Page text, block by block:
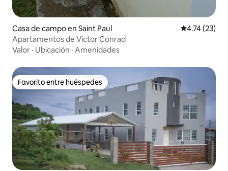
Casa de campo en Saint Paul Calificación
4.74 (23)
Apartamentos de Victor Conrad
Valor · Ubicación · Amenidades
Favorito entre huéspedes
Favorito entre huéspedes